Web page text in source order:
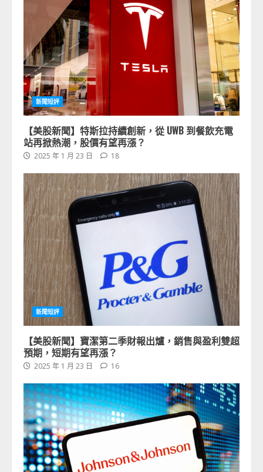
新聞短評
【美股新聞】特斯拉持續創新，從 UWB 到餐飲充電
站再掀熱潮，股價有望再漲？
2025 年 1 月 23 日 18
新聞短評
【美股新聞】寶潔第二季財報出爐，銷售與盈利雙超
預期，短期有望再漲？
2025 年 1 月 23 日 16